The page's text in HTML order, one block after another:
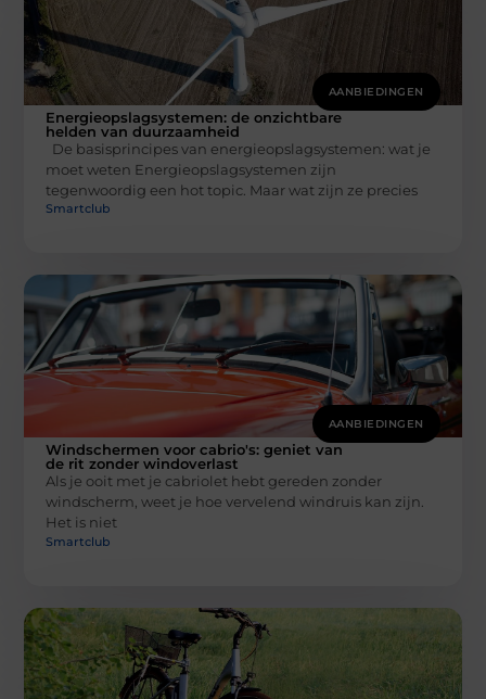
AANBIEDINGEN
Energieopslagsystemen: de onzichtbare
helden van duurzaamheid
De basisprincipes van energieopslagsystemen: wat je
moet weten Energieopslagsystemen zijn
tegenwoordig een hot topic. Maar wat zijn ze precies
Smartclub
AANBIEDINGEN
Windschermen voor cabrio's: geniet van
de rit zonder windoverlast
Als je ooit met je cabriolet hebt gereden zonder
windscherm, weet je hoe vervelend windruis kan zijn.
Het is niet
Smartclub